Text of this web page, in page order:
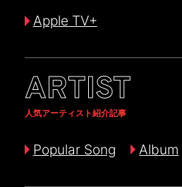
Apple TV+
ARTIST
人気アーティスト紹介記事
Popular Song Album